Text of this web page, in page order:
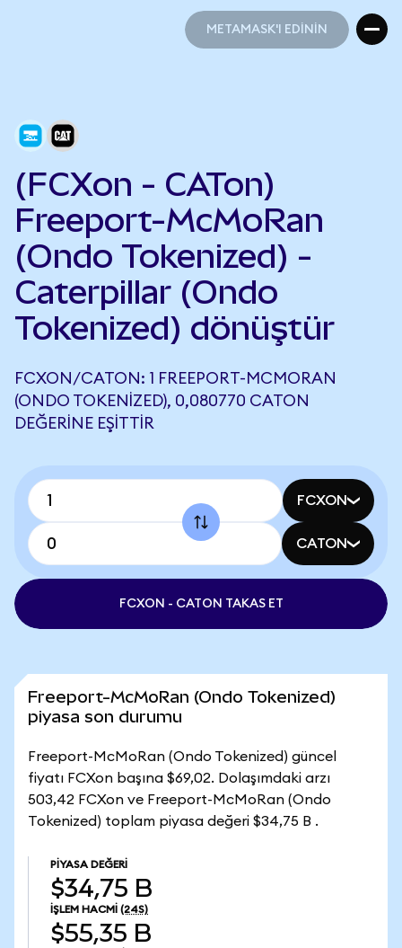
METAMASK'I EDİNİN
(FCXon - CATon)
Freeport-McMoRan
(Ondo Tokenized) -
Caterpillar (Ondo
Tokenized) dönüştür
FCXON/CATON: 1 FREEPORT-MCMORAN
(ONDO TOKENIZED), 0,080770 CATON
DEĞERINE EŞITTIR
FCXON
CATON
FCXON - CATON TAKAS ET
Freeport-McMoRan (Ondo Tokenized)
piyasa son durumu
Freeport-McMoRan (Ondo Tokenized) güncel
fiyatı FCXon başına $69,02. Dolaşımdaki arzı
503,42 FCXon ve Freeport-McMoRan (Ondo
Tokenized) toplam piyasa değeri $34,75 B .
PIYASA DEĞERI
$34,75 B
İŞLEM HACMI (24S)
$55,35 B